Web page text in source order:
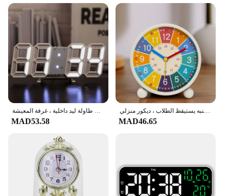
ساعة حائط رقمية مع منبه إلكتروني ، ساعات مكتبية ، ديكور منزلي حديث ، ديكور غرفة النوم ، ساعات طاولة ليد داخلية ، غرفة المعيشة
MAD53.58
ساعة منبه للأطفال للتعليم المبكر بالرسوم المتحركة ، ساعة مكتبية ، منبه يستيقظ الطلاب ، ديكور منزلي
MAD46.65